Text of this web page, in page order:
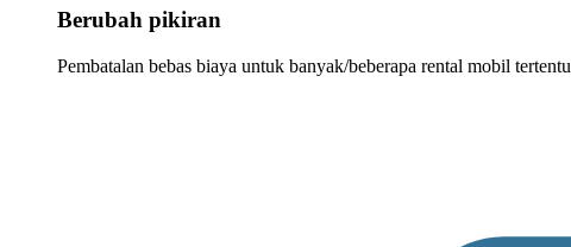
Berubah pikiran
Pembatalan bebas biaya untuk banyak/beberapa rental mobil tertentu